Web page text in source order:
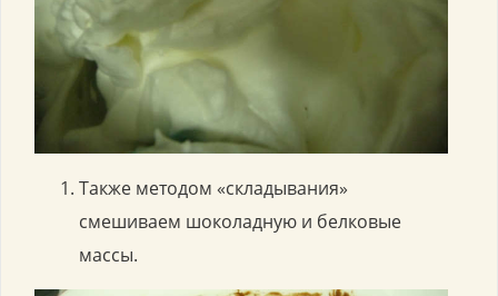
Также методом «складывания»
смешиваем шоколадную и белковые
массы.